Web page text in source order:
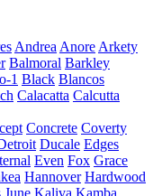
Andrea Anore Arkety
Balmoral Barkley
1 Black Blancos
Calacatta Calcutta
Concrete Coverty
Ducale Edges
Even Fox Grace
Hannover Hardwood